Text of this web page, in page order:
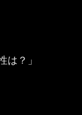
は？」